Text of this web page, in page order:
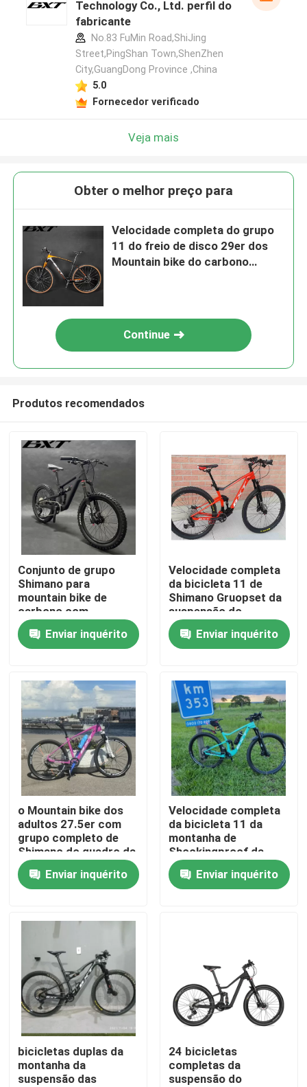
Para casa
Produtos
Sobre nós
Visita à fábrica
Controle de qualidade
Solicite um orçamento
Mountain bike do carbono
Bicicleta da estrada do carbono
Quadro do Mountain bike do carbono
Technology Co., Ltd. perfil do
fabricante
No.83 FuMin Road,ShiJing
Street,PingShan Town,ShenZhen
City,GuangDong Province ,China
5.0
Fornecedor verificado
Veja mais
Obter o melhor preço para
Velocidade completa do grupo
11 do freio de disco 29er dos
Mountain bike do carbono
Continue
Produtos recomendados
Conjunto de grupo
Shimano para
mountain bike de
carbono com
suspensão total 10
velocidades para
crianças
Enviar inquérito
Velocidade completa
da bicicleta 11 de
Shimano Gruopset da
suspensão do
Mountain bike da fibra
29er do carbono
Enviar inquérito
o Mountain bike dos
adultos 27.5er com
grupo completo de
Shimano do quadro da
fibra do carbono
ajustou 27,5
Enviar inquérito
Velocidade completa
da bicicleta 11 da
montanha de
Shockingproof da
bicicleta do carbono
dos adultosEnviar inquérito
bicicletas duplas da
montanha da
suspensão das
24 bicicletas
completas da
suspensão do